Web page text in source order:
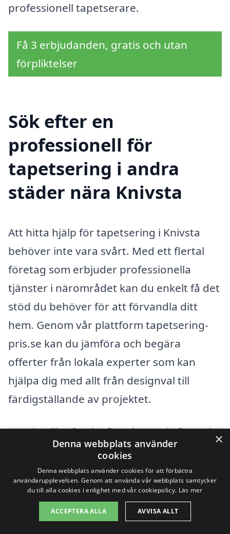
professionell tapetserare.
Få 3 erbjudanden, gratis och utan
förpliktelser
Sök efter en
professionell för
tapetsering i andra
städer nära Knivsta
Att hitta hjälp för tapetsering i Knivsta
behöver inte vara svårt. Med ett flertal
företag som erbjuder professionella
tjänster i närområdet kan du enkelt få det
stöd du behöver för att förvandla ditt
hem. Genom vår plattform tapetsering-
pris.se kan du jämföra och begära
offerter från lokala experter som kan
hjälpa dig med allt från designval till
färdigställande av projektet.
Om du vill utforska fler alternativ finns det
flera städer i närheten av Knivsta där du
kan hitta pålitliga tapetserare. Här är
några av dem:
Uppsala
×
Denna webbplats använder
cookies
Denna webbplats använder cookies för att förbättra
användarupplevelsen. Genom att använda vår webbplats samtycker
du till alla cookies i enlighet med vår cookiepolicy. Läs mer
ACCEPTERA ALLA AVVISA ALLT